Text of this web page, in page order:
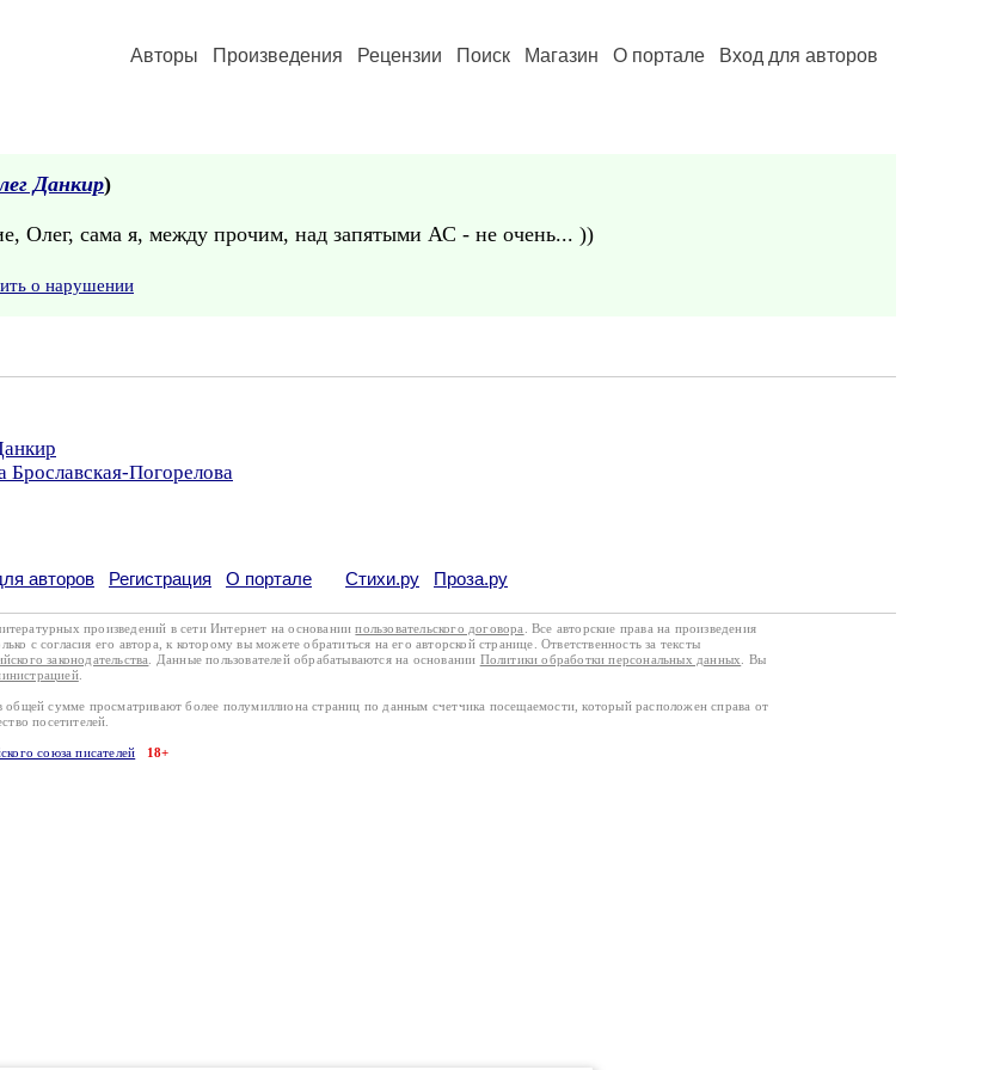
Авторы Произведения Рецензии Поиск Магазин О портале Вход для авторов
Данкир)
Олег, сама я, между прочим, над запятыми АС - не очень... ))
о нарушении
Брославская-Погорелова
авторов Регистрация О портале Стихи.ру Проза.ру
произведений в сети Интернет на основаниипользовательского договора
. Все авторские права на произведения
с согласия его автора, к которому вы можете обратиться на его авторской странице. Ответственность за тексты
законодательства . Данные пользователей обрабатываются на основании Политики обработки персональных данных
. Вы
.
сумме просматривают более полумиллиона страниц по данным счетчика посещаемости, который расположен справа от
посетителей.
союза писателей 18+